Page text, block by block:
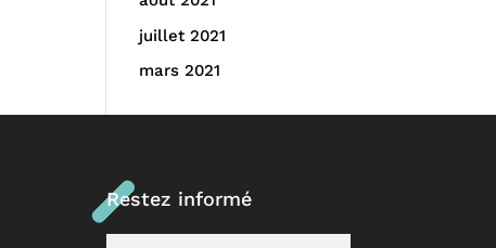
juillet 2021
mars 2021
Restez informé